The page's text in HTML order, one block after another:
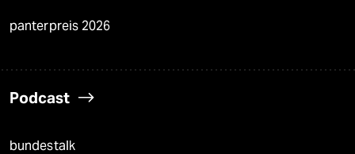
panterpreis 2026
Podcast
bundestalk